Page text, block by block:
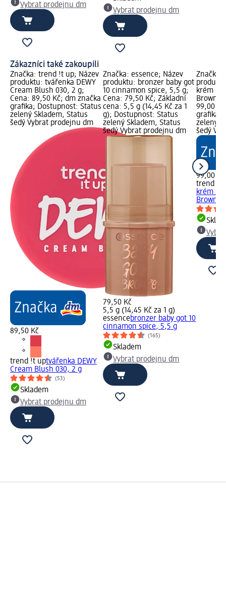
Vybrat prodejnu dm
Vybrat prodejnu dm
Zákazníci také zakoupili
Značka: trend !t up; Název
produktu: tvářenka DEWY
Cream Blush 030, 2 g;
Cena: 89,50 Kč; dm značka
grafika; Dostupnost: Status
zelený Skladem, Status
šedý Vybrat prodejnu dm
89,50 Kč
trend !t uptvářenka DEWY
Cream Blush 030, 2 g
(53)
Skladem
Vybrat prodejnu dm
Značka: essence; Název
produktu: bronzer baby got
10 cinnamon spice, 5,5 g;
Cena: 79,50 Kč; Základní
cena: 5,5 g (14,45 Kč za 1
g); Dostupnost: Status
zelený Skladem, Status
šedý Vybrat prodejnu dm
79,50 Kč
5,5 g (14,45 Kč za 1 g)
essencebronzer baby got 10
cinnamon spice, 5,5 g
(165)
Skladem
Vybrat prodejnu dm
Značka:
krém
Brown,
99,00
grafika;
zelený
šedý
99,00 Kč
trend !t
krém
Brown,